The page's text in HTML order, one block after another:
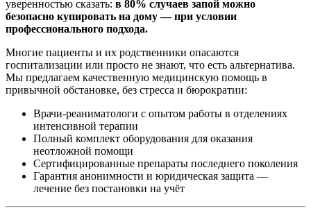
уверенностью сказать: в 80% случаев запой можно
безопасно купировать на дому — при условии
профессионального подхода.
Многие пациенты и их родственники опасаются
госпитализации или просто не знают, что есть альтернатива.
Мы предлагаем качественную медицинскую помощь в
привычной обстановке, без стресса и бюрократии:
Врачи-реаниматологи с опытом работы в отделениях
интенсивной терапии
Полный комплект оборудования для оказания
неотложной помощи
Сертифицированные препараты последнего поколения
Гарантия анонимности и юридическая защита —
лечение без постановки на учёт